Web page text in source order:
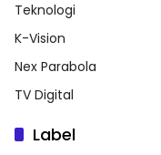
Teknologi
K-Vision
Nex Parabola
TV Digital
Label